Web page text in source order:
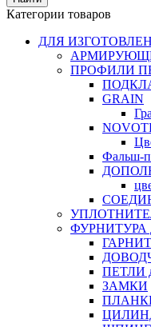
Категории товаров
ДЛЯ
ПРОФИЛИ
GRAIN
Фальш-
ФУРНИТУРА
ПЕТЛИ
ЗАМКИ